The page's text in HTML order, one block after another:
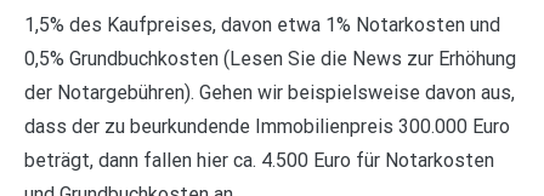
1,5% des Kaufpreises, davon etwa 1% Notarkosten und
0,5% Grundbuchkosten (Lesen Sie die News zur Erhöhung
der Notargebühren). Gehen wir beispielsweise davon aus,
dass der zu beurkundende Immobilienpreis 300.000 Euro
beträgt, dann fallen hier ca. 4.500 Euro für Notarkosten